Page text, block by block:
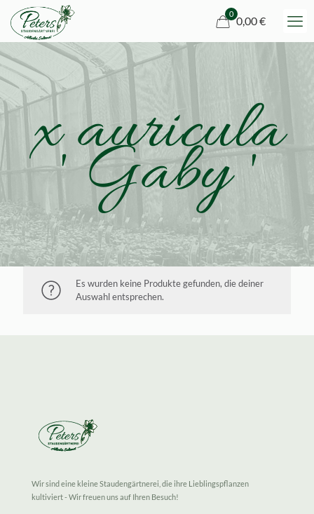
0
0,00 €
x auricula
' Gaby '
Es wurden keine Produkte gefunden, die deiner
Auswahl entsprechen.
Wir sind eine kleine Staudengärtnerei, die ihre Lieblingspflanzen
kultiviert - Wir freuen uns auf Ihren Besuch!